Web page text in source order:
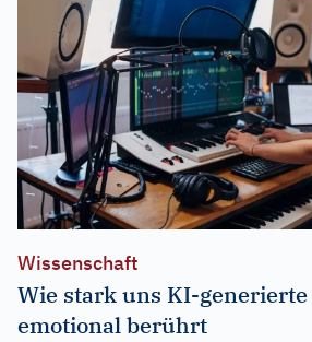
Wissenschaft
Wie stark uns KI-
emotional berührt